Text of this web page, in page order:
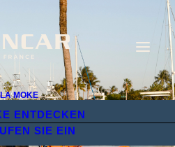
LA MOKE
ENTDECKEN
SIE EIN